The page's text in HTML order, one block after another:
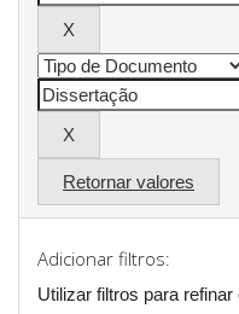
Retornar valores
Adicionar filtros:
Utilizar filtros para